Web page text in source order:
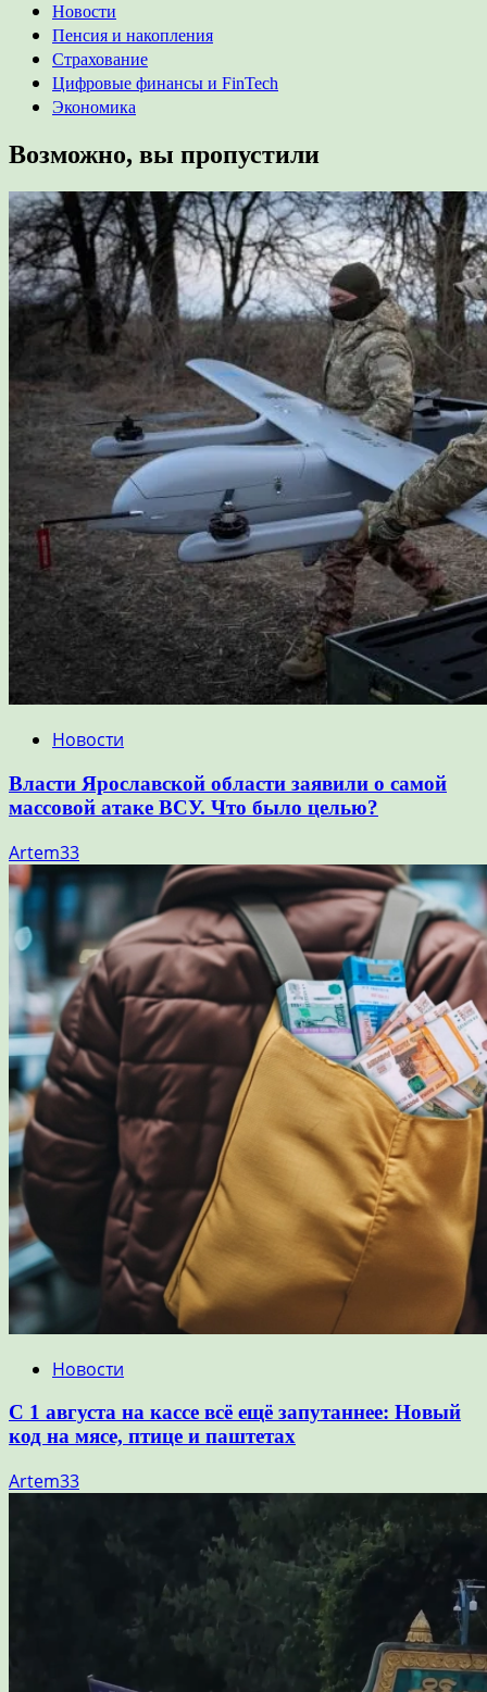
Новости
Пенсия и накопления
Страхование
Цифровые финансы и FinTech
Экономика
Возможно, вы пропустили
Новости
Власти Ярославской области заявили о самой
массовой атаке ВСУ. Что было целью?
Artem33
Новости
С 1 августа на кассе всё ещё запутаннее: Новый
код на мясе, птице и паштетах
Artem33